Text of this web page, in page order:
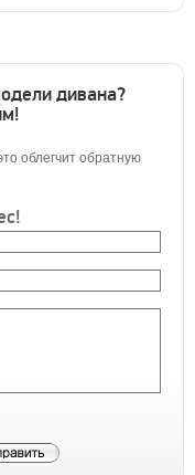
дивана?
облегчит обратную